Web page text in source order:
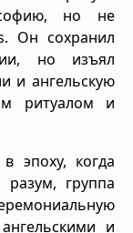
но не
Он сохранил
но изъял
и ангельскую
ритуалом и
эпоху, когда
группа
и